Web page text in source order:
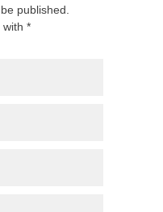
published.
with *